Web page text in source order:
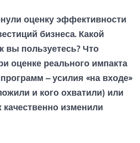
оценку эффективности
бизнеса. Какой
вы пользуетесь? Что
оценке реального импакта
– усилия «на входе»
и кого охватили) или
качественно изменили